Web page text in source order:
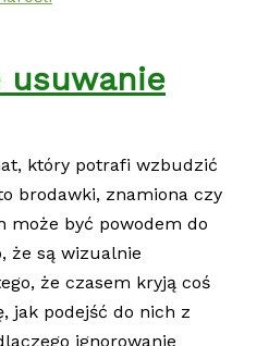
usuwanie
który potrafi wzbudzić
brodawki, znamiona czy
może być powodem do
że są wizualnie
że czasem kryją coś
jak podejść do nich z
ignorowanie